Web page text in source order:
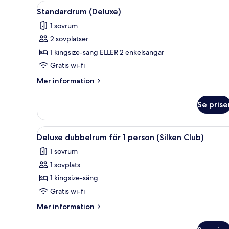
person
Club)
Öppna
alla
foton
för
Standardrum
(Deluxe)
Ett hotellrum med en stor
13
Standardrum (Deluxe)
1 sovrum
2 sovplatser
1 kingsize-säng ELLER 2 enkelsängar
Gratis wi-fi
Mer information
Mer
(Deluxe)
Se
Öppna
alla
foton
för
Deluxe
dubbelrum
för
1
Ett modernt hotellrum med
8
Deluxe dubbelrum för 1 person (Silken Club)
1 sovrum
1 sovplats
1 kingsize-säng
Gratis wi-fi
Mer information
Mer